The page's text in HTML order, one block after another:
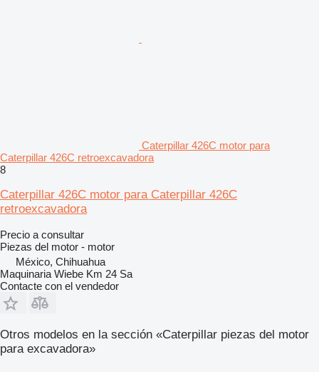
Caterpillar 426C motor para
Caterpillar 426C retroexcavadora
8
Caterpillar 426C motor para Caterpillar 426C
retroexcavadora
Precio a consultar
Piezas del motor - motor
México, Chihuahua
Maquinaria Wiebe Km 24 Sa
Contacte con el vendedor
Otros modelos en la sección «Caterpillar piezas del motor
para excavadora»